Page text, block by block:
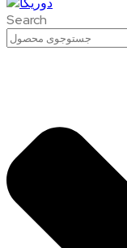
Search